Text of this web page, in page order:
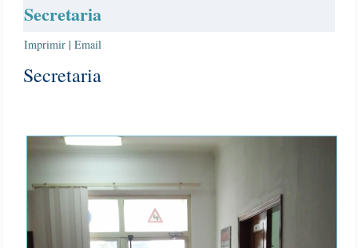
Secretaria
Imprimir |Email
Secretaria